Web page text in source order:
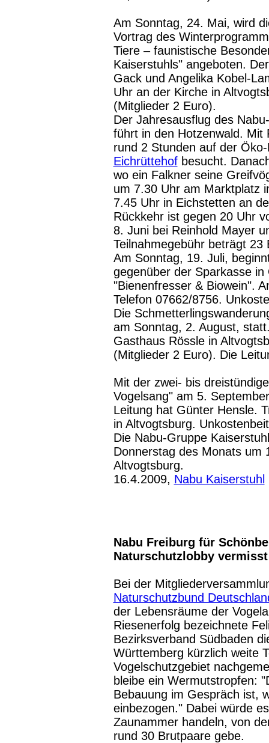
Am Sonntag, 24. Mai, wird
Vortrag des
Tiere – faunistische
Kaiserstuhls" angeboten.
Gack und Angelika Kobel-
Uhr an der Kirche in
(Mitglieder 2 Euro).
Der Jahresausflug des
führt in den Hotzenwald. Mit
rund 2 Stunden auf der
Eichrüttehofbesucht.
wo ein Falkner seine
um 7.30 Uhr am Marktplatz
7.45 Uhr in Eichstetten an
Rückkehr ist gegen 20 Uhr
8. Juni bei Reinhold Mayer
Teilnahmegebühr beträgt
Am Sonntag, 19. Juli,
gegenüber der Sparkasse
"Bienenfresser & Biowein".
Telefon 07662/8756.
Die
am Sonntag, 2. August,
Gasthaus Rössle in
(Mitglieder 2 Euro). Die
Mit der zwei- bis
Vogelsang" am 5.
Leitung hat Günter Hensle.
in Altvogtsburg.
Die Nabu-Gruppe
Donnerstag des Monats um
Altvogtsburg.
16.4.2009, Nabu Kaiserstuhl
Nabu Freiburg für
Naturschutzlobby vermisst
Bei der
Naturschutzbund
der Lebensräume der
Riesenerfolg bezeichnete
Bezirksverband Südbaden
Württemberg kürzlich weite
Vogelschutzgebiet
bleibe ein Wermutstropfen:
Bebauung im Gespräch ist,
einbezogen." Dabei würde
Zaunammer handeln, von
rund 30 Brutpaare gebe.